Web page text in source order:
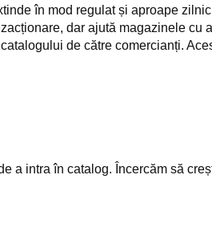
în mod regulat și aproape
dar ajută magazinele cu
de către comercianți.
a intra în catalog. Încercăm să